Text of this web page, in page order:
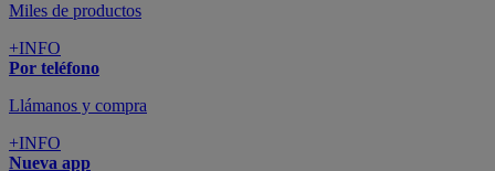
Miles de productos
+INFO
Por teléfono
Llámanos y compra
+INFO
Nueva app